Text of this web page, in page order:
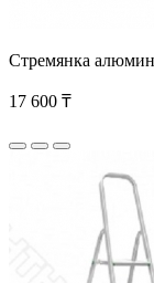
Стремянка
17 600 ₸